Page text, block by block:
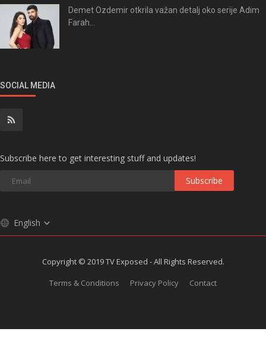
Demet Ozdemir otkrila važan detalj oko serije Adim
Farah...
SOCIAL MEDIA
Subscribe here to get interesting stuff and updates!
Subscribe
English
Copyright © 2019 TV Exposed - All Rights Reserved.
Terms & Conditions
Privacy Policy Contact